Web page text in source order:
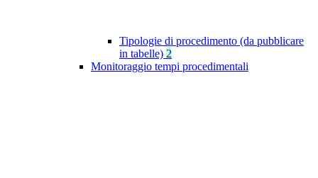
Tipologie di procedimento (da pubblicare
in tabelle) 2
Monitoraggio tempi procedimentali